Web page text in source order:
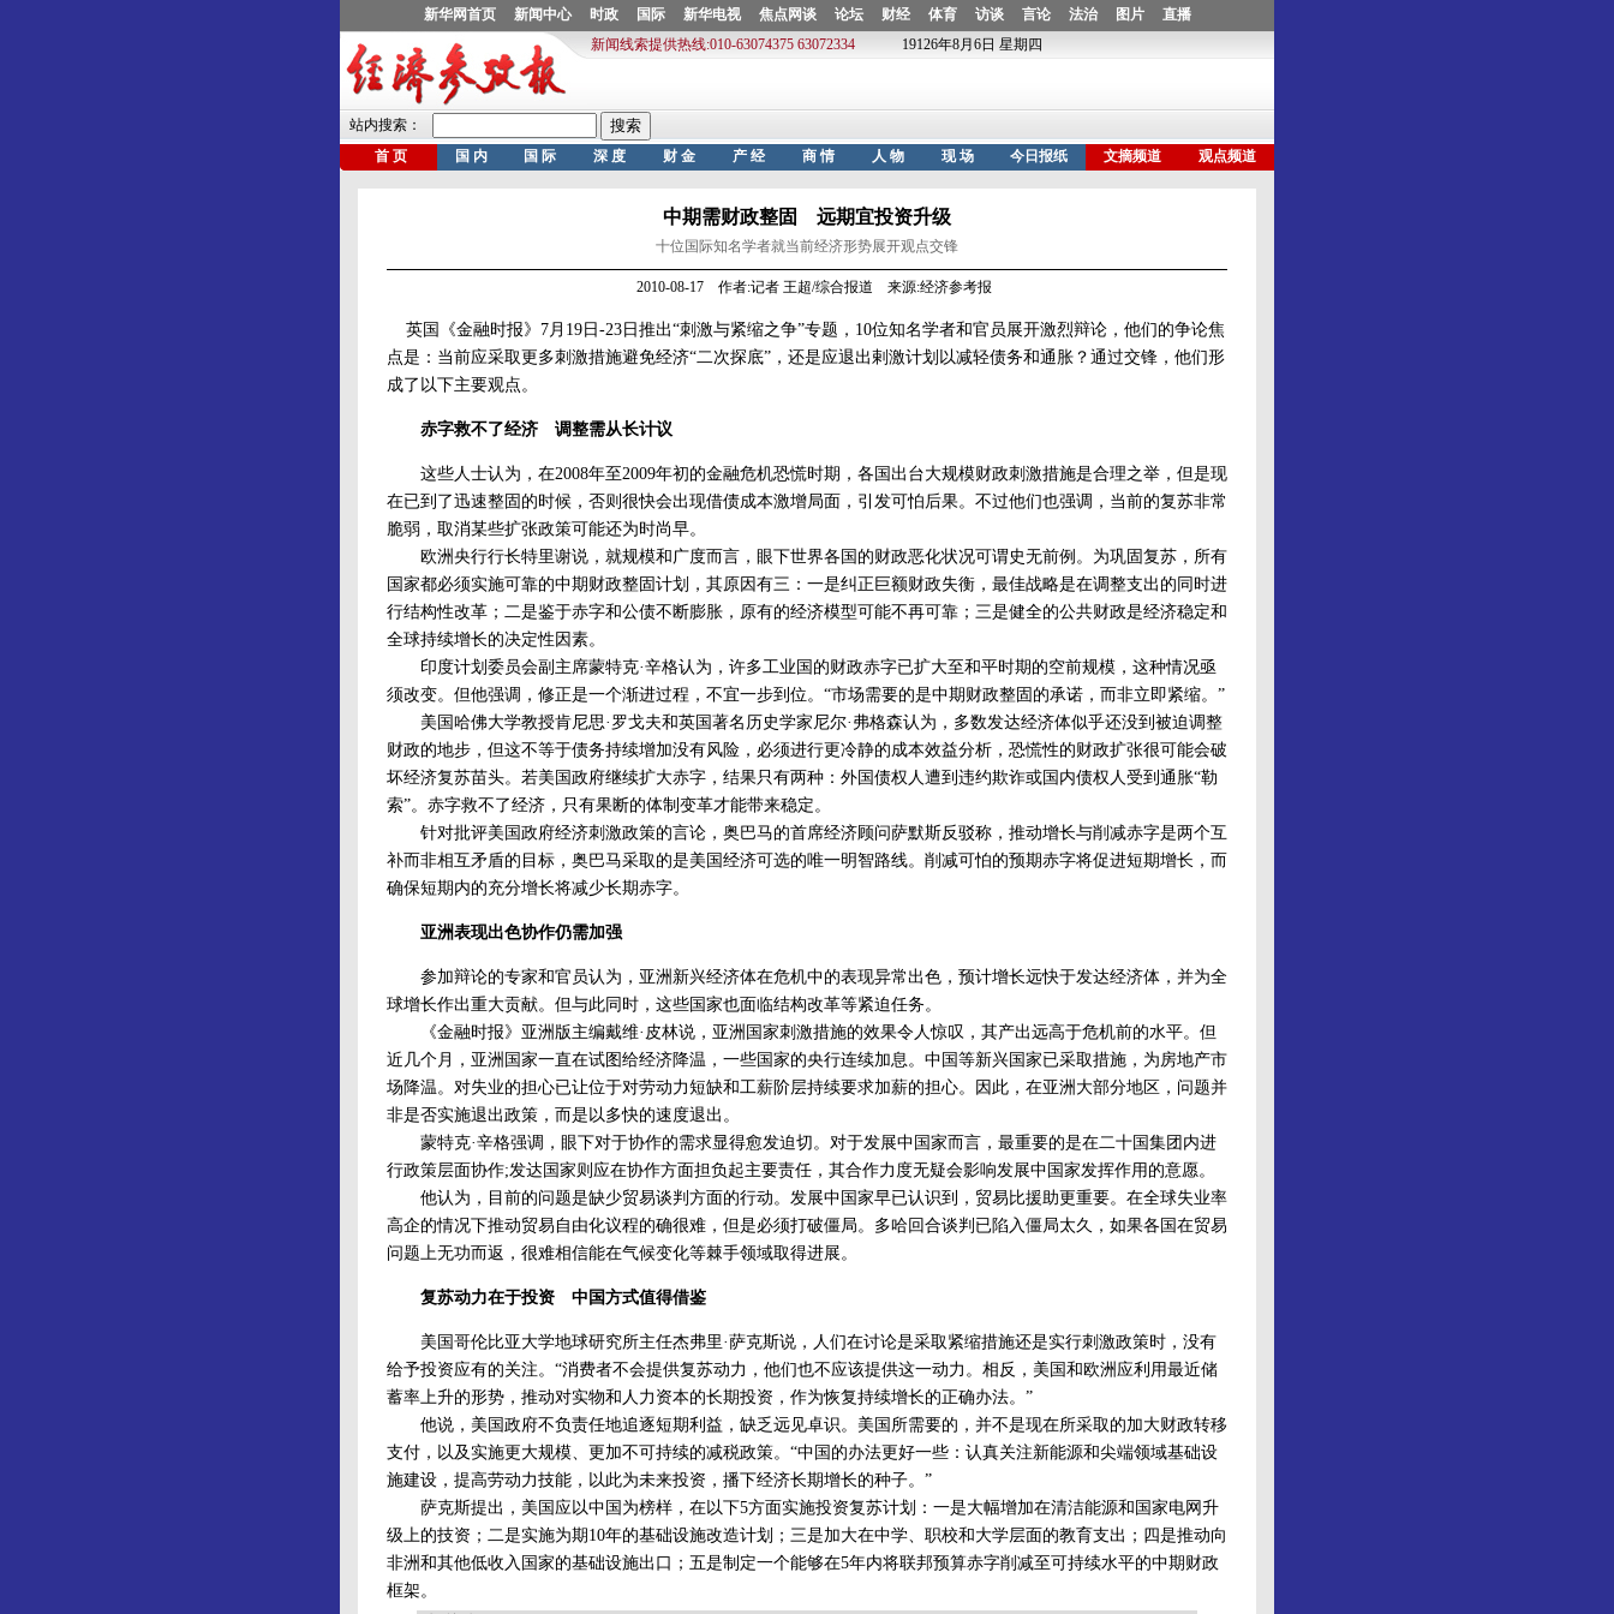
中期需财政整固 远期宜投资升级
十位国际知名学者就当前经济形势展开观点交锋
2010-08-17 作者:记者 王超/综合报道 来源:经济参考报
英国《金融时报》7月19日-23日推出“刺激与紧缩之争”专题，10位知名学者和官员展开激烈辩论，他们的争论焦
点是：当前应采取更多刺激措施避免经济“二次探底”，还是应退出剌激计划以减轻债务和通胀？通过交锋，他们形
成了以下主要观点。
赤字救不了经济 调整需从长计议
这些人士认为，在2008年至2009年初的金融危机恐慌时期，各国出台大规模财政刺激措施是合理之举，但是现
在已到了迅速整固的时候，否则很快会出现借债成本激增局面，引发可怕后果。不过他们也强调，当前的复苏非常
脆弱，取消某些扩张政策可能还为时尚早。
欧洲央行行长特里谢说，就规模和广度而言，眼下世界各国的财政恶化状况可谓史无前例。为巩固复苏，所有
国家都必须实施可靠的中期财政整固计划，其原因有三：一是纠正巨额财政失衡，最佳战略是在调整支出的同时进
行结构性改革；二是鉴于赤字和公债不断膨胀，原有的经济模型可能不再可靠；三是健全的公共财政是经济稳定和
全球持续增长的决定性因素。
印度计划委员会副主席蒙特克·辛格认为，许多工业国的财政赤字已扩大至和平时期的空前规模，这种情况亟
须改变。但他强调，修正是一个渐进过程，不宜一步到位。“市场需要的是中期财政整固的承诺，而非立即紧缩。”
美国哈佛大学教授肯尼思·罗戈夫和英国著名历史学家尼尔·弗格森认为，多数发达经济体似乎还没到被迫调整
财政的地步，但这不等于债务持续增加没有风险，必须进行更冷静的成本效益分析，恐慌性的财政扩张很可能会破
坏经济复苏苗头。若美国政府继续扩大赤字，结果只有两种：外国债权人遭到违约欺诈或国内债权人受到通胀“勒
索”。赤字救不了经济，只有果断的体制变革才能带来稳定。
针对批评美国政府经济刺激政策的言论，奥巴马的首席经济顾问萨默斯反驳称，推动增长与削减赤字是两个互
补而非相互矛盾的目标，奥巴马采取的是美国经济可选的唯一明智路线。削减可怕的预期赤字将促进短期增长，而
确保短期内的充分增长将减少长期赤字。
亚洲表现出色协作仍需加强
参加辩论的专家和官员认为，亚洲新兴经济体在危机中的表现异常出色，预计增长远快于发达经济体，并为全
球增长作出重大贡献。但与此同时，这些国家也面临结构改革等紧迫任务。
《金融时报》亚洲版主编戴维·皮林说，亚洲国家刺激措施的效果令人惊叹，其产出远高于危机前的水平。但
近几个月，亚洲国家一直在试图给经济降温，一些国家的央行连续加息。中国等新兴国家已采取措施，为房地产市
场降温。对失业的担心已让位于对劳动力短缺和工薪阶层持续要求加薪的担心。因此，在亚洲大部分地区，问题并
非是否实施退出政策，而是以多快的速度退出。
蒙特克·辛格强调，眼下对于协作的需求显得愈发迫切。对于发展中国家而言，最重要的是在二十国集团内进
行政策层面协作;发达国家则应在协作方面担负起主要责任，其合作力度无疑会影响发展中国家发挥作用的意愿。
他认为，目前的问题是缺少贸易谈判方面的行动。发展中国家早已认识到，贸易比援助更重要。在全球失业率
高企的情况下推动贸易自由化议程的确很难，但是必须打破僵局。多哈回合谈判已陷入僵局太久，如果各国在贸易
问题上无功而返，很难相信能在气候变化等棘手领域取得进展。
复苏动力在于投资 中国方式值得借鉴
美国哥伦比亚大学地球研究所主任杰弗里·萨克斯说，人们在讨论是采取紧缩措施还是实行刺激政策时，没有
给予投资应有的关注。“消费者不会提供复苏动力，他们也不应该提供这一动力。相反，美国和欧洲应利用最近储
蓄率上升的形势，推动对实物和人力资本的长期投资，作为恢复持续增长的正确办法。”
他说，美国政府不负责任地追逐短期利益，缺乏远见卓识。美国所需要的，并不是现在所采取的加大财政转移
支付，以及实施更大规模、更加不可持续的减税政策。“中国的办法更好一些：认真关注新能源和尖端领域基础设
施建设，提高劳动力技能，以此为未来投资，播下经济长期增长的种子。”
萨克斯提出，美国应以中国为榜样，在以下5方面实施投资复苏计划：一是大幅增加在清洁能源和国家电网升
级上的技资；二是实施为期10年的基础设施改造计划；三是加大在中学、职校和大学层面的教育支出；四是推动向
非洲和其他低收入国家的基础设施出口；五是制定一个能够在5年内将联邦预算赤字削减至可持续水平的中期财政
框架。